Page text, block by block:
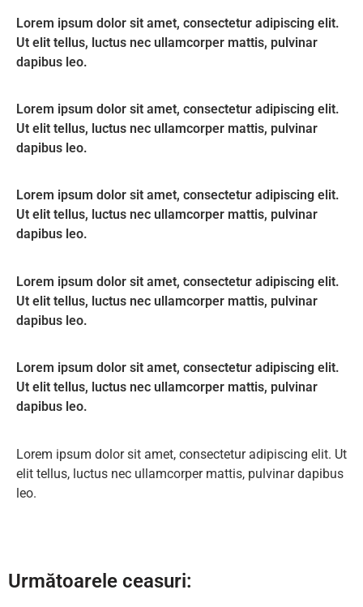
Lorem ipsum dolor sit amet, consectetur adipiscing elit.
Ut elit tellus, luctus nec ullamcorper mattis, pulvinar
dapibus leo.
Lorem ipsum dolor sit amet, consectetur adipiscing elit.
Ut elit tellus, luctus nec ullamcorper mattis, pulvinar
dapibus leo.
Lorem ipsum dolor sit amet, consectetur adipiscing elit.
Ut elit tellus, luctus nec ullamcorper mattis, pulvinar
dapibus leo.
Lorem ipsum dolor sit amet, consectetur adipiscing elit.
Ut elit tellus, luctus nec ullamcorper mattis, pulvinar
dapibus leo.
Lorem ipsum dolor sit amet, consectetur adipiscing elit.
Ut elit tellus, luctus nec ullamcorper mattis, pulvinar
dapibus leo.
Lorem ipsum dolor sit amet, consectetur adipiscing elit. Ut
elit tellus, luctus nec ullamcorper mattis, pulvinar dapibus
leo.
Următoarele ceasuri: